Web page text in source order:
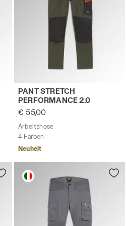
Baumwoll-Canvas
Arbeitshose PANT
PANT STRETCH
PERFORMANCE 2.0
€ 55,00
Arbeitshose
4 Farben
Neuheit